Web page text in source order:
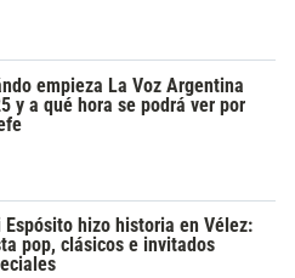
empieza La Voz Argentina
y a qué hora se podrá ver por
Espósito hizo historia en Vélez:
pop, clásicos e invitados